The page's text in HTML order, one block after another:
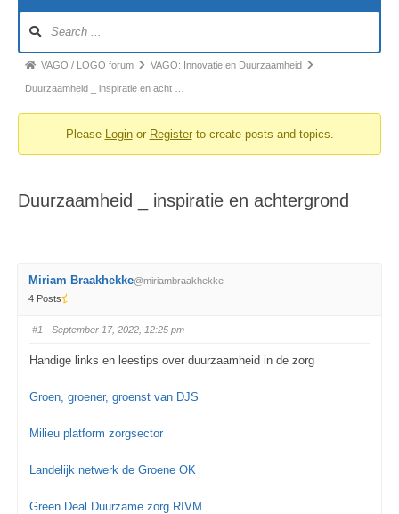
Navigation
Forum
breadcrumbs
are
VAGO / LOGO forum VAGO: Innovatie en Duurzaamheid
Duurzaamheid _ inspiratie en acht …
Please Loginor Registerto create posts and topics.
Duurzaamheid _ inspiratie en achtergrond
Miriam Braakhekke@miriambraakhekke
4 Posts
#1 · September 17, 2022, 12:25 pm
Handige links en leestips over duurzaamheid in de zorg
Groen, groener, groenst van DJS
Milieu platform zorgsector
Landelijk netwerk de Groene OK
Green Deal Duurzame zorg RIVM